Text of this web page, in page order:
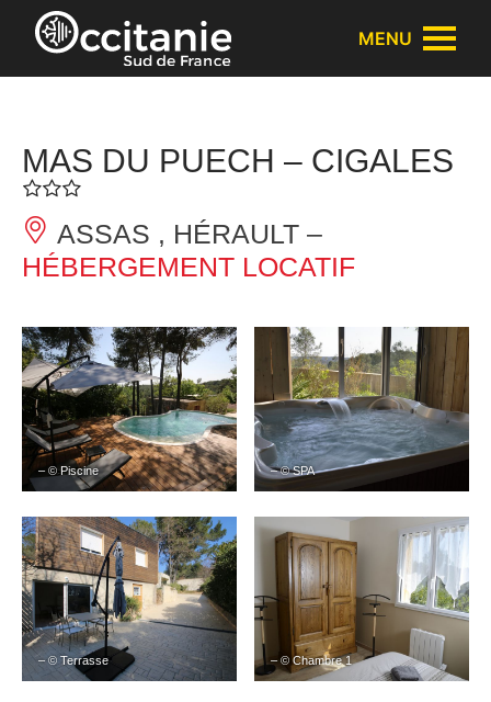
Panneau de gestion des cookies
MENU
MAS DU PUECH – CIGALES
ASSAS , HÉRAULT –
HÉBERGEMENT LOCATIF
– © Piscine – © SPA
– © Terrasse – © Chambre 1